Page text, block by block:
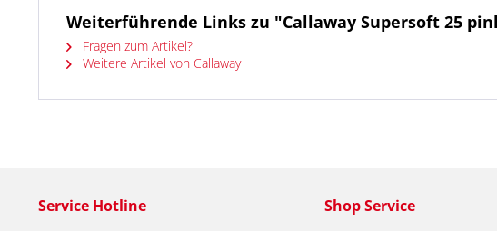
Weiterführende Links zu "Callaway Supersoft 25
Fragen zum Artikel?
Weitere Artikel von Callaway
Service Hotline Shop Service